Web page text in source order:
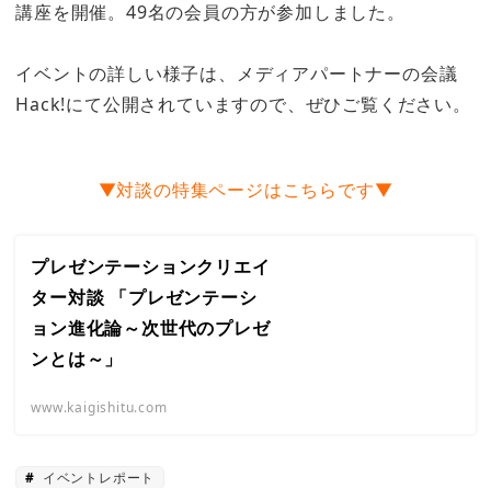
講座を開催。49名の会員の方が参加しました。
イベントの詳しい様子は、メディアパートナーの会議
Hack!にて公開されていますので、ぜひご覧ください。
▼対談の特集ページはこちらです▼
プレゼンテーションクリエイ
ター対談 「プレゼンテーシ
ョン進化論～次世代のプレゼ
ンとは～」
www.kaigishitu.com
イベントレポート